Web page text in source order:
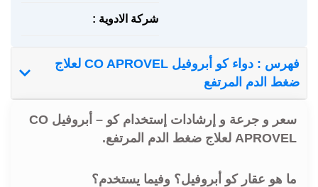
شركة الادوية :
فهرس : دواء كو أبروفيل CO APROVEL لعلاج
ضغط الدم المرتفع
سعر و جرعة و إرشادات إستخدام كو – أبروفيل CO
APROVEL لعلاج ضغط الدم المرتفع.
ما هو عقار كو أبروفيل؟ وفيما يستخدم؟